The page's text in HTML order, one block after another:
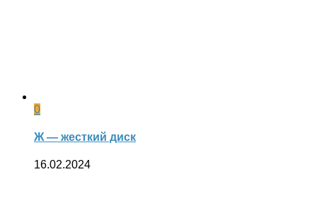
0
Ж — жесткий диск
16.02.2024